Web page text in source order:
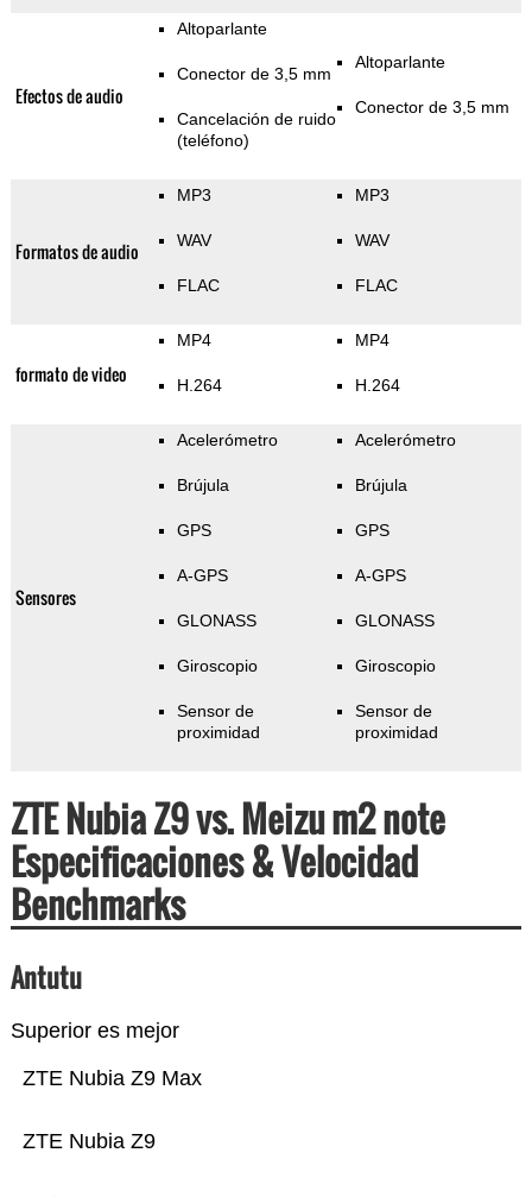
Efectos de audio
Altoparlante
Conector de 3,5 mm
Cancelación de ruido
(teléfono)
Altoparlante
Conector de 3,5 mm
Formatos de audio
MP3
WAV
FLAC
MP3
WAV
FLAC
formato de video
MP4
H.264
MP4
H.264
Sensores
Acelerómetro
Brújula
GPS
A-GPS
GLONASS
Giroscopio
Sensor de
proximidad
Acelerómetro
Brújula
GPS
A-GPS
GLONASS
Giroscopio
Sensor de
proximidad
ZTE Nubia Z9 vs. Meizu m2 note
Especificaciones & Velocidad
Benchmarks
Antutu
Superior es mejor
ZTE Nubia Z9
ZTE Nubia Z9 Max